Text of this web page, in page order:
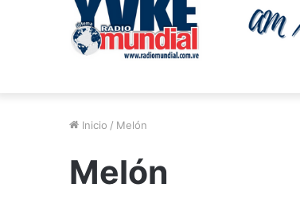
Inicio / Melón
Melón